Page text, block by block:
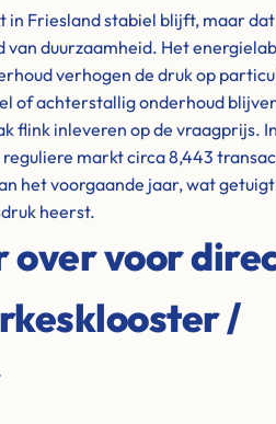
in Friesland stabiel blijft, maar
duurzaamheid. Het
verhogen de druk op
of achterstallig onderhoud
flink inleveren op de vraagprijs.
markt circa 8,443
het voorgaande jaar, wat
heerst.
over voor
/